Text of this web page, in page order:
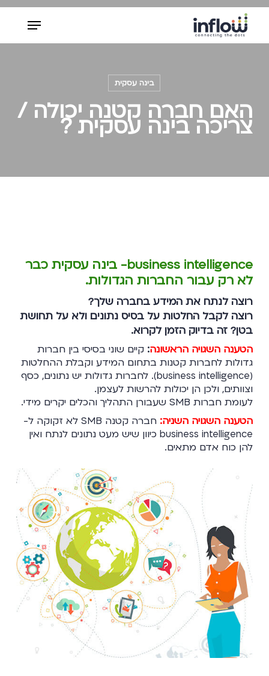
Skip
content
Menu
בינה עסקית
האם חברה קטנה יכולה /
צריכה בינה עסקית ?
business intelligence- בינה עסקית כבר
לא רק עבור החברות הגדולות.
רוצה לנתח את המידע בחברה שלך?
רוצה לקבל החלטות על בסיס נתונים ולא על תחושת
בטן? זה בדיוק הזמן לקרוא.
הטענה השגויה הראשונה: קיים שוני בסיסי בין חברות
גדולות לחברות קטנות בתחום המידע וקבלת ההחלטות
(business intelligence). לחברות גדולות יש נתונים, כסף
וצוותים, ולכן הן יכולות להרשות לעצמן.
לעומת חברות SMB שעבורן התהליך והכלים יקרים מידי.
הטענה השגויה השניה:
חברה קטנה SMB לא זקוקה ל-
business intelligence כיוון שיש מעט נתונים לנתח ואין
להן כוח אדם מתאים.
Close